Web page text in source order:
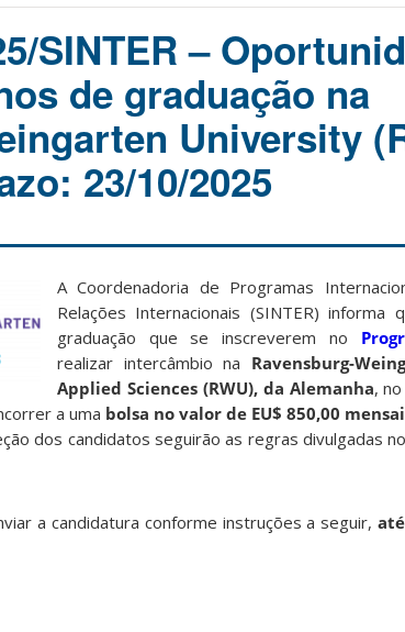
SINTER –
de graduação na
University
23/10/2025
A Coordenadoria de Programas
Relações Internacionais (SINTER)
graduação que se inscreverem no
realizar intercâmbio na Ravensburg-
Applied Sciences (RWU), da Alemanha,
a uma bolsa no valor de EU$ 850,00
dos candidatos seguirão as regras divulgadas no
a candidatura conforme instruções a seguir,